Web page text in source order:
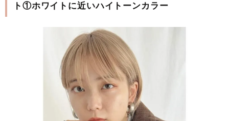
ト①ホワイトに近いハイトーンカラー